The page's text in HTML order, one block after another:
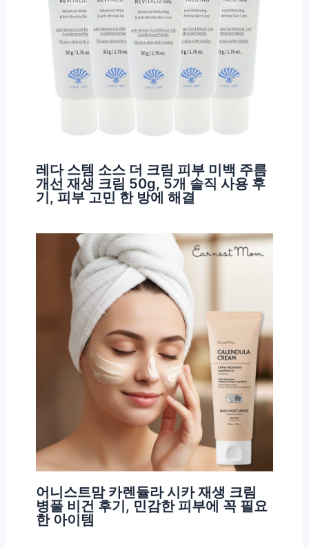
레다 스템 소스 더 크림 피부 미백 주름
개선 재생 크림 50g, 5개 솔직 사용 후
기, 피부 고민 한 방에 해결
어니스트맘 카렌듈라 시카 재생 크림
병풀 비건 후기, 민감한 피부에 꼭 필요
한 아이템